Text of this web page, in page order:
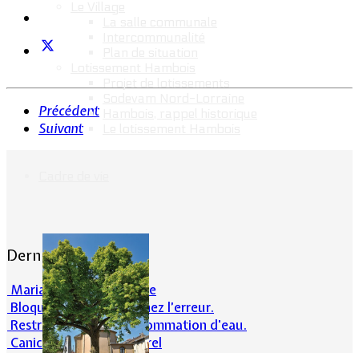
Précédent
Suivant
Dernières actualités
Mariage : Maxime Emilie
Bloqué en forêt. Cherchez l’erreur.
Restrictions sur la consommation d'eau.
Canicule et milieu naturel